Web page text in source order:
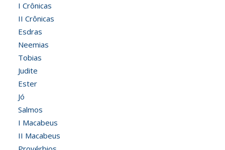
I Crônicas
II Crônicas
Esdras
Neemias
Tobias
Judite
Ester
Jó
Salmos
I Macabeus
II Macabeus